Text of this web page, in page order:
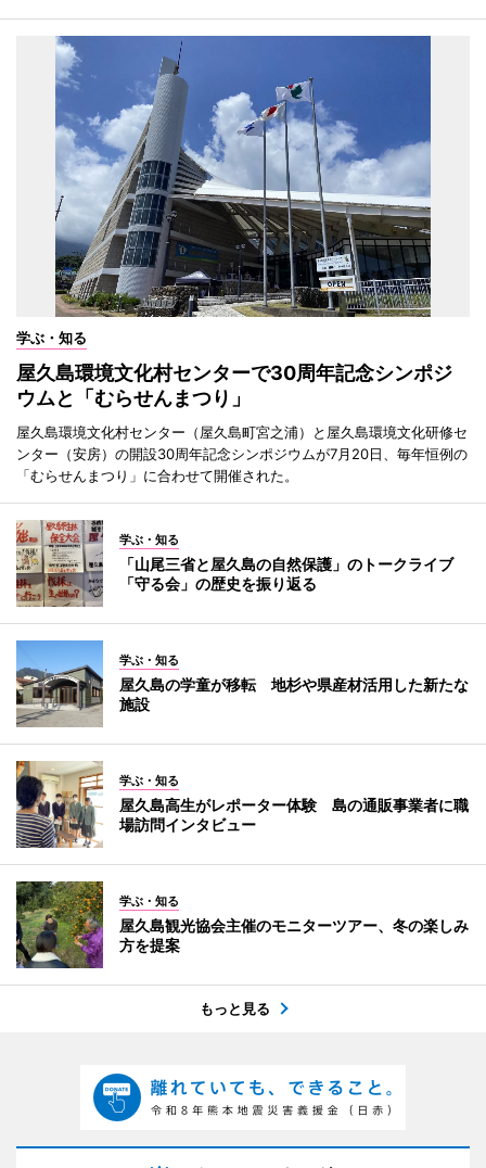
学ぶ・知る
屋久島環境文化村センターで30周年記念シンポジ
ウムと「むらせんまつり」
屋久島環境文化村センター（屋久島町宮之浦）と屋久島環境文化研修セ
ンター（安房）の開設30周年記念シンポジウムが7月20日、毎年恒例の
「むらせんまつり」に合わせて開催された。
学ぶ・知る
「山尾三省と屋久島の自然保護」のトークライブ
「守る会」の歴史を振り返る
学ぶ・知る
屋久島の学童が移転 地杉や県産材活用した新たな
施設
学ぶ・知る
屋久島高生がレポーター体験 島の通販事業者に職
場訪問インタビュー
学ぶ・知る
屋久島観光協会主催のモニターツアー、冬の楽しみ
方を提案
もっと見る